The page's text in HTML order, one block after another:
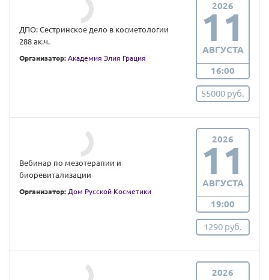
ДПО: Сестринское дело в косметологии
288 ак.ч.
Организатор: Академия Элия Грация
2026
11
АВГУСТА
16:00
55000 руб.
Вебинар по мезотерапии и
биоревитализации
Организатор: Дом Русской Косметики
2026
11
АВГУСТА
19:00
1290 руб.
2026